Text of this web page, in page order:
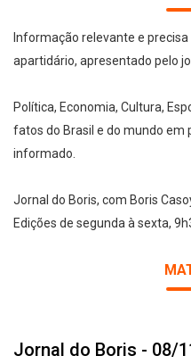
Informação relevante e
apartidário, apresentado pelo
Política, Economia, Cultura,
fatos do Brasil e do mundo em
informado.
Jornal do Boris, com Boris
Edições de segunda à sexta,
Jornal do Boris - 08/